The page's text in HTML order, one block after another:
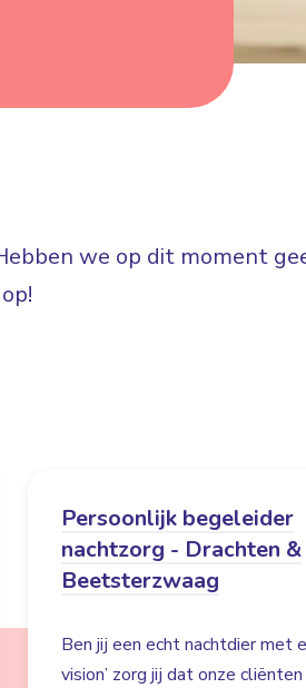
we op dit moment
Persoonlijk begeleider
nachtzorg - Drachten &
Beetsterzwaag
Ben jij een echt nachtdier met
vision’ zorg jij dat onze